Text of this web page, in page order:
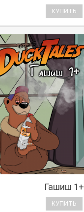
КУПИТЬ
Гашиш 1+
КУПИТЬ